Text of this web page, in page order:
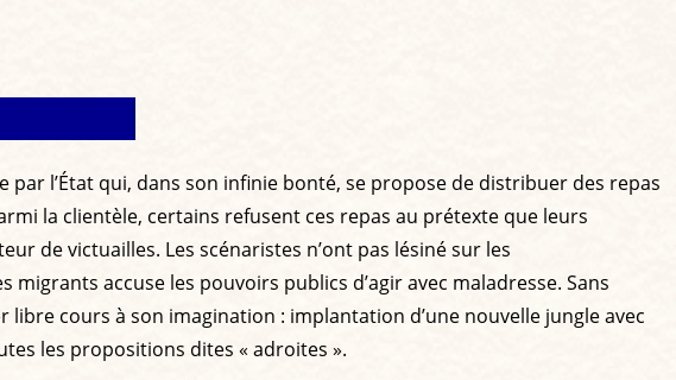
l’État qui, dans son infinie bonté, se propose de distribuer des repas
la clientèle, certains refusent ces repas au prétexte que leurs
de victuailles. Les scénaristes n’ont pas lésiné sur les
accuse les pouvoirs publics d’agir avec maladresse. Sans
cours à son imagination : implantation d’une nouvelle jungle avec
les propositions dites « adroites ».